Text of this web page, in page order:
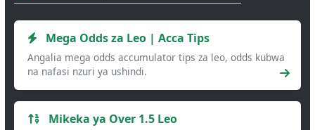
Mega Odds za Leo | Acca Tips
Angalia mega odds accumulator tips za leo, odds kubwa
na nafasi nzuri ya ushindi.
Mikeka ya Over 1.5 Leo